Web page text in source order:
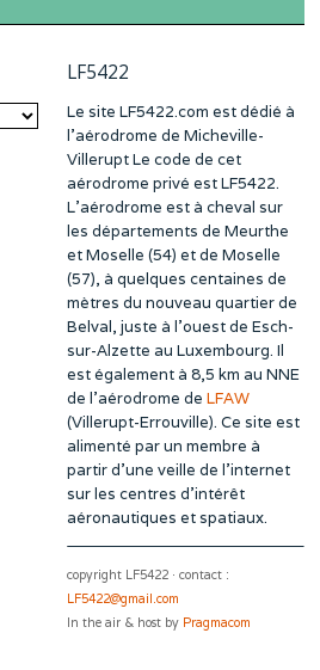
LF5422
Le site LF5422.com est dédié à
l’aérodrome de Micheville-
Villerupt Le code de cet
aérodrome privé est LF5422.
L’aérodrome est à cheval sur
les départements de Meurthe
et Moselle (54) et de Moselle
(57), à quelques centaines de
mètres du nouveau quartier de
Belval, juste à l’ouest de Esch-
sur-Alzette au Luxembourg. Il
est également à 8,5 km au NNE
de l’aérodrome de LFAW
(Villerupt-Errouville). Ce site est
alimenté par un membre à
partir d’une veille de l’internet
sur les centres d’intérêt
aéronautiques et spatiaux.
copyright LF5422 · contact :
LF5422@gmail.com
In the air & host by Pragmacom